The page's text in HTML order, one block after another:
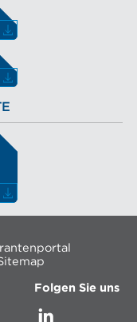
Folgen Sie uns